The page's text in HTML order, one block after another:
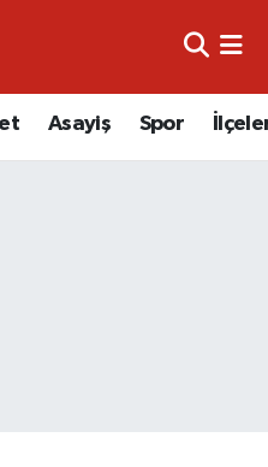
Asayiş Spor
ve Fikstür